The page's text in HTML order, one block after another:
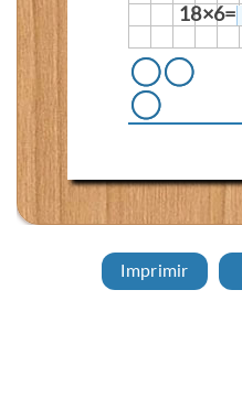
18×6=
Imprimir